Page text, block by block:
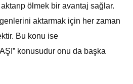
ölmek bir avantaj sağlar.
aktarmak için her zaman
Bu konu ise
konusudur onu da başka